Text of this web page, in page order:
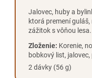
Jalovec, huby a
ktorá premení
zážitok s vôňou lesa.
Zloženie: Korenie,
bobkový list,
2 dávky (56 g)